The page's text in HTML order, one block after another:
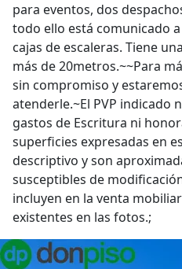
para eventos, dos
todo ello está comunicado
cajas de escaleras. Tiene
más de 20metros.~~Para
sin compromiso y
atenderle.~El PVP indicado
gastos de Escritura ni
superficies expresadas en
descriptivo y son
susceptibles de
incluyen en la venta
existentes en las fotos.;